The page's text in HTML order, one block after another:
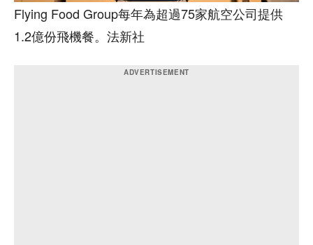
Flying Food Group每年為超過75家航空公司提供
1.2億份飛機餐。法新社